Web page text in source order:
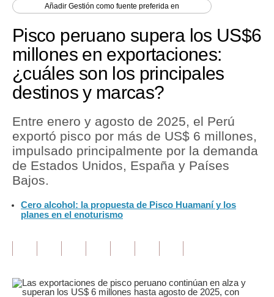
Perú
Política
Tu Dinero
Finanzas Personales
Inmobiliarias
Plus G
Editorial
Pregunta de hoy
Tendencias
AñadirGestión como fuente preferida en
Pisco peruano supera los US$6
millones en exportaciones:
¿cuáles son los principales
destinos y marcas?
Entre enero y agosto de 2025, el Perú
exportó pisco por más de US$ 6 millones,
impulsado principalmente por la demanda
de Estados Unidos, España y Países
Bajos.
Cero alcohol: la propuesta de Pisco Huamaní y los
planes en el enoturismo